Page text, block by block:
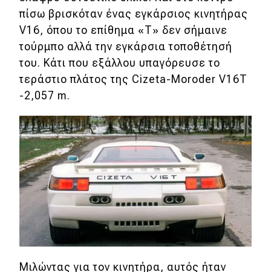
Test Drive
Δοκιμή
Αποστολή
Συγκρίνουμε
Αγώνες
Formula 1
WRC
Motorsport
πίσω βρισκόταν ένας εγκάρσιος κινητήρας
V16, όπου το επίθημα «Τ» δεν σήμαινε
τούρμπο αλλά την εγκάρσια τοποθέτησή
του. Κάτι που εξάλλου υπαγόρευσε το
τεράστιο πλάτος της Cizeta-Moroder V16T
-2,057 m.
Μιλώντας για τον κινητήρα, αυτός ήταν